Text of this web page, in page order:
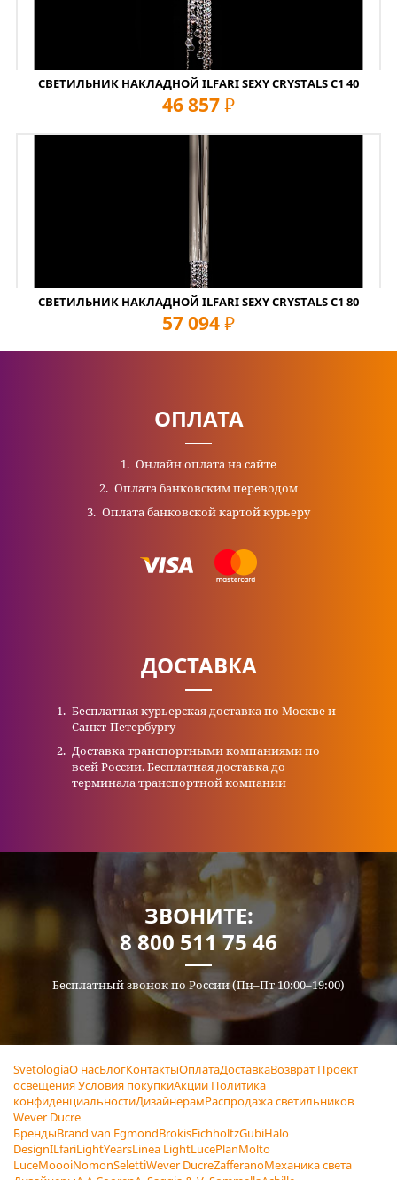
СВЕТИЛЬНИК НАКЛАДНОЙ ILFARI SEXY CRYSTALS C1 40
46 857 руб
СВЕТИЛЬНИК НАКЛАДНОЙ ILFARI SEXY CRYSTALS C1 80
57 094 руб
ОПЛАТА
Онлайн оплата на сайте
Оплата банковским переводом
Оплата банковской картой курьеру
ДОСТАВКА
Бесплатная курьерская доставка по Москве и
Санкт-Петербургу
Доставка транспортными компаниями по
всей России. Бесплатная доставка до
терминала транспортной компании
ЗВОНИТЕ:
8 800 511 75 46
Бесплатный звонок по России (Пн–Пт 10:00–19:00)
SvetologiaО насБлогКонтактыОплатаДоставкаВозврат Проект
освещенияУсловия покупкиАкции Политика
конфиденциальностиДизайнерамРаспродажа светильников
Wever Ducre
БрендыBrand van EgmondBrokisEichholtzGubiHalo
DesignILfariLightYearsLinea LightLucePlanMolto
LuceMoooiNomonSelettiWever DucreZafferanoМеханика света